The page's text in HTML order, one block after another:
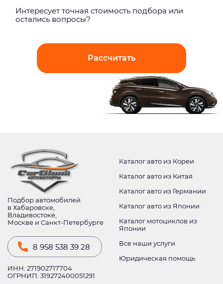
Интерeсует точная стоимость подбора или
остались вопросы?
Рассчитать
Подбор автомобилей
в Хабаровске,
Владивостоке,
Москве и Санкт-Петербурге
8 958 538 39 28
ИНН: 271902717704
ОГРНИП: 319272400051291
Каталог авто из Кореи
Каталог авто из Китая
Каталог авто из Германии
Каталог авто из Японии
Каталог мотоциклов из
Японии
Все наши услуги
Юридическая помощь